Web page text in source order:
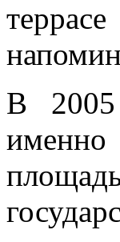
В 2005